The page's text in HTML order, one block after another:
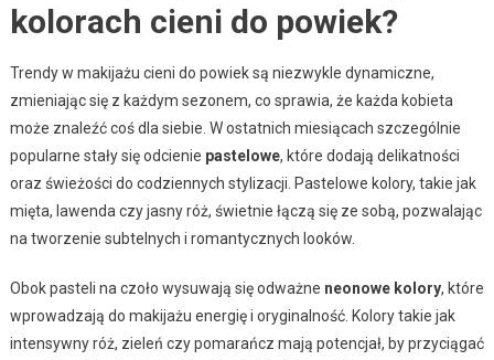
kolorach cieni do powiek?
Trendy w makijażu cieni do powiek są niezwykle dynamiczne,
zmieniając się z każdym sezonem, co sprawia, że każda kobieta
może znaleźć coś dla siebie. W ostatnich miesiącach szczególnie
popularne stały się odcienie pastelowe, które dodają delikatności
oraz świeżości do codziennych stylizacji. Pastelowe kolory, takie jak
mięta, lawenda czy jasny róż, świetnie łączą się ze sobą, pozwalając
na tworzenie subtelnych i romantycznych looków.
Obok pasteli na czoło wysuwają się odważne neonowe kolory, które
wprowadzają do makijażu energię i oryginalność. Kolory takie jak
intensywny róż, zieleń czy pomarańcz mają potencjał, by przyciągać